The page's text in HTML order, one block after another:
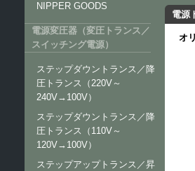
電源
オ
NIPPER GOODS
電源変圧器（変圧トランス／
スイッチング電源）
ステップダウントランス／降
圧トランス（220V～
240V→100V）
ステップダウントランス／降
圧トランス（110V～
120V→100V）
ステップアップトランス／昇